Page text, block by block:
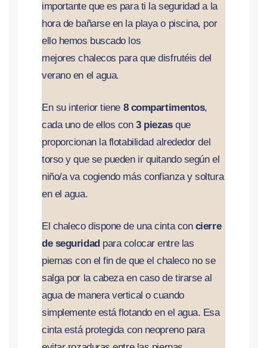
importante que es para ti la seguridad a la
hora de bañarse en la playa o piscina, por
ello hemos buscado los
mejores chalecos para que disfrutéis del
verano en el agua.
En su interior tiene 8 compartimentos,
cada uno de ellos con3 piezasque
proporcionan la flotabilidad alrededor del
torso y que se pueden ir quitando según el
niño/a va cogiendo más confianza y soltura
en el agua.
El chaleco dispone de una cinta concierre
de seguridadpara colocar entre las
piernas con el fin de que el chaleco no se
salga por la cabeza en caso de tirarse al
agua de manera vertical o cuando
simplemente está flotando en el agua. Esa
cinta está protegida con neopreno para